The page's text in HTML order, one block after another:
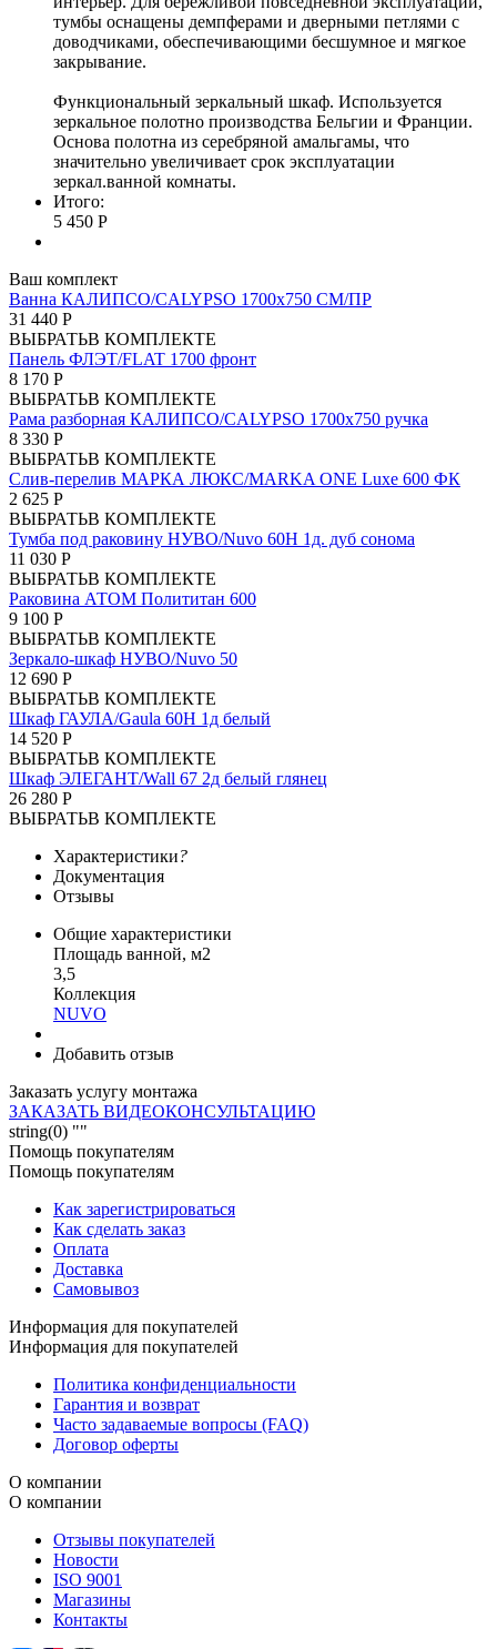
тумбы оснащены демпферами и дверными петлями с
доводчиками, обеспечивающими бесшумное и мягкое
закрывание.
Функциональный зеркальный шкаф. Используется
зеркальное полотно производства Бельгии и Франции.
Основа полотна из серебряной амальгамы, что
значительно увеличивает срок эксплуатации
зеркал.ванной комнаты.
Итого:
5 450 Р
Ваш комплект
Ванна КАЛИПСО/CALYPSO 1700х750 СМ/ПР
31 440 Р
ВЫБРАТЬВ КОМПЛЕКТЕ
Панель ФЛЭТ/FLAT 1700 фронт
8 170 Р
ВЫБРАТЬВ КОМПЛЕКТЕ
Рама разборная КАЛИПСО/CALYPSO 1700х750 ручка
8 330 Р
ВЫБРАТЬВ КОМПЛЕКТЕ
Слив-перелив МАРКА ЛЮКС/MARKA ONE Luxe 600 ФК
2 625 Р
ВЫБРАТЬВ КОМПЛЕКТЕ
Тумба под раковину НУВО/Nuvo 60Н 1д. дуб сонома
11 030 Р
ВЫБРАТЬВ КОМПЛЕКТЕ
Раковина АТОМ Полититан 600
9 100 Р
ВЫБРАТЬВ КОМПЛЕКТЕ
Зеркало-шкаф НУВО/Nuvo 50
12 690 Р
ВЫБРАТЬВ КОМПЛЕКТЕ
Шкаф ГАУЛА/Gaula 60Н 1д белый
14 520 Р
ВЫБРАТЬВ КОМПЛЕКТЕ
Шкаф ЭЛЕГАНТ/Wall 67 2д белый глянец
26 280 Р
ВЫБРАТЬВ КОМПЛЕКТЕ
Характеристики?
Документация
Отзывы
Общие характеристики
Площадь ванной, м2
3,5
Коллекция
NUVO
Добавить отзыв
Заказать услугу монтажа
ЗАКАЗАТЬ ВИДЕОКОНСУЛЬТАЦИЮ
string(0) ""
Помощь покупателям
Помощь покупателям
Как зарегистрироваться
Как сделать заказ
Оплата
Доставка
Самовывоз
Информация для покупателей
Информация для покупателей
Политика конфиденциальности
Гарантия и возврат
Часто задаваемые вопросы (FAQ)
Договор оферты
О компании
О компании
Отзывы покупателей
Новости
ISO 9001
Магазины
Контакты